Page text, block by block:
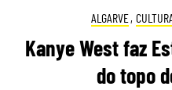
ALGARVE,
Kanye West faz
do topo